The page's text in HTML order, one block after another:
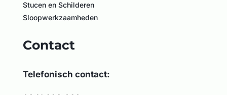
Stucen en Schilderen
Sloopwerkzaamheden
Contact
Telefonisch contact: